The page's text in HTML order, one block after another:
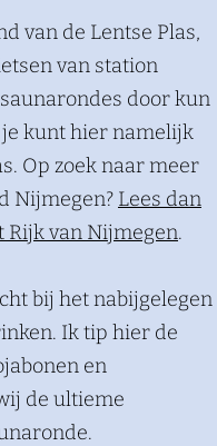
van de Lentse Plas,
van station
door kun
kunt hier namelijk
Op zoek naar meer
Nijmegen? Lees dan
Rijk van Nijmegen.
bij het nabijgelegen
Ik tip hier de
en
de ultieme